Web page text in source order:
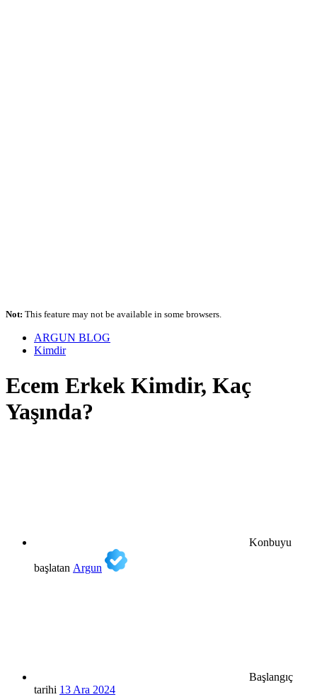
Not: This feature may not be available in some browsers.
ARGUN BLOG
Kimdir
Ecem Erkek Kimdir, Kaç
Yaşında?
Konbuyu
başlatan Argun
Başlangıç
tarihi 13 Ara 2024